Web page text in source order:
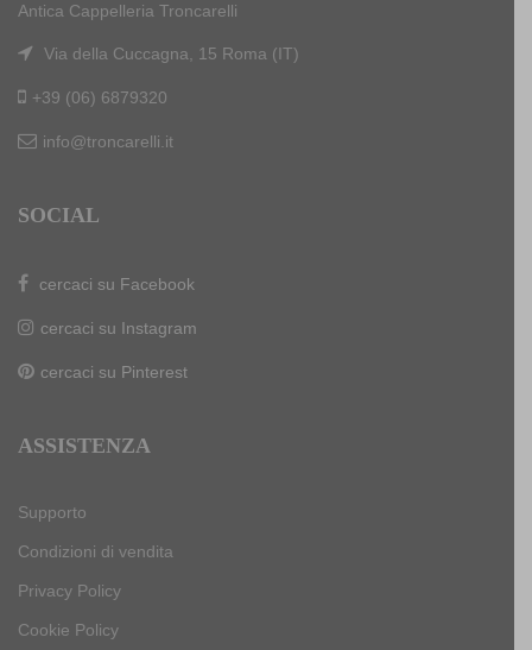
Antica Cappelleria Troncarelli
Via della Cuccagna, 15 Roma (IT)
+39 (06) 6879320
info@troncarelli.it
SOCIAL
cercaci su Facebook
cercaci su Instagram
cercaci su Pinterest
ASSISTENZA
Supporto
Condizioni di vendita
Privacy Policy
Cookie Policy